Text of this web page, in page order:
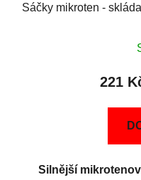
Sáčky mikroten -
221
Silnější